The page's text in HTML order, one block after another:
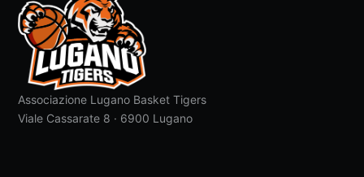
Associazione Lugano Basket Tigers
Viale Cassarate 8 · 6900 Lugano